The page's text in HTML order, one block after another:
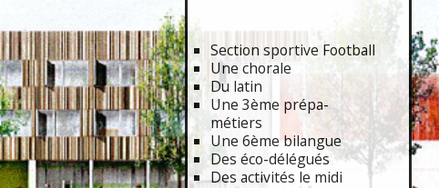
Section sportive Football
Une chorale
Du latin
Une 3ème prépa-
métiers
Une 6ème bilangue
Des éco-délégués
Des activités le midi